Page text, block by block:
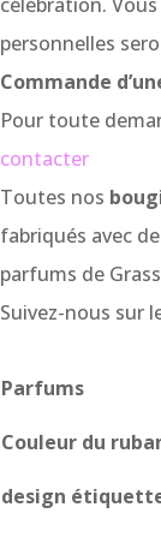
personnelles
Commande
Pour toute
contacter
Toutes nos
fabriqués avec
parfums de
Suivez-nous sur
Parfums
Couleur du
design